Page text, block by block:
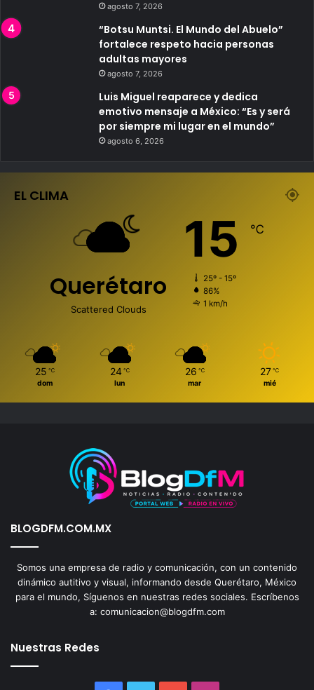
agosto 7, 2026
“Botsu Muntsi. El Mundo del Abuelo”
fortalece respeto hacia personas
adultas mayores
agosto 7, 2026
Luis Miguel reaparece y dedica
emotivo mensaje a México: “Es y será
por siempre mi lugar en el mundo”
agosto 6, 2026
EL CLIMA
Querétaro
Scattered Clouds
15 ℃
25º - 15º
86%
1 km/h
25 ℃
dom
24 ℃
lun
26 ℃
mar
27 ℃
mié
BLOGDFM.COM.MX
Somos una empresa de radio y comunicación, con un contenido
dinámico autitivo y visual, informando desde Querétaro, México
para el mundo, Síguenos en nuestras redes sociales. Escríbenos
a: comunicacion@blogdfm.com
Nuestras Redes